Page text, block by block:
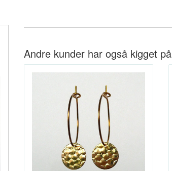
Andre kunder har også kigget på